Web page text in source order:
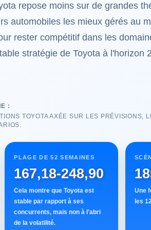
repose moins sur de grandes
automobiles les mieux gérés au
rester compétitif dans les
stratégie de Toyota à l'horizon
:
TOYOTA AXÉE SUR LES
PLAGE DE 52 SEMAINES
167,18-248,90
Cela montre que Toyota est
stable par rapport à ses
concurrents, mais non à l'abri
de la volatilité.
Une
les